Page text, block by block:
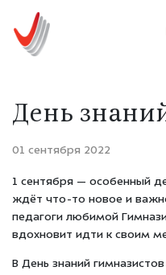
День
01 сентября 2022
1 сентября — особенный
ждёт что-то новое и
педагоги любимой
вдохновит идти к своим
В День знаний